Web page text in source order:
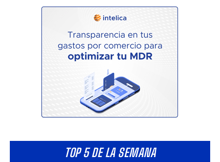
TOP 5 DE LA SEMANA